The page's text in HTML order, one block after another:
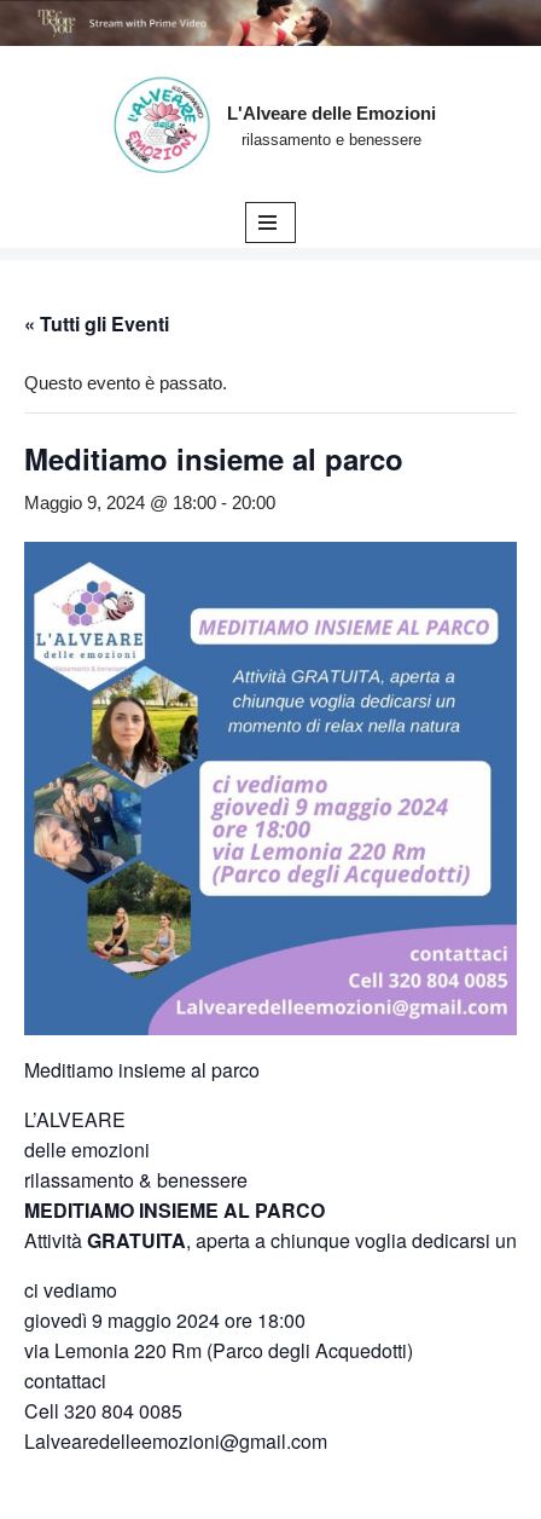
L'Alveare delle Emozioni
rilassamento e benessere
« Tutti gli Eventi
Questo evento è passato.
Meditiamo insieme al parco
Maggio 9, 2024 @ 18:00 - 20:00
Meditiamo insieme al parco
L’ALVEARE
delle emozioni
rilassamento & benessere
MEDITIAMO INSIEME AL PARCO
AttivitàGRATUITA, aperta a chiunque voglia dedicarsi un
ci vediamo
giovedì 9 maggio 2024 ore 18:00
via Lemonia 220 Rm (Parco degli Acquedotti)
contattaci
Cell 320 804 0085
Lalvearedelleemozioni@gmail.com